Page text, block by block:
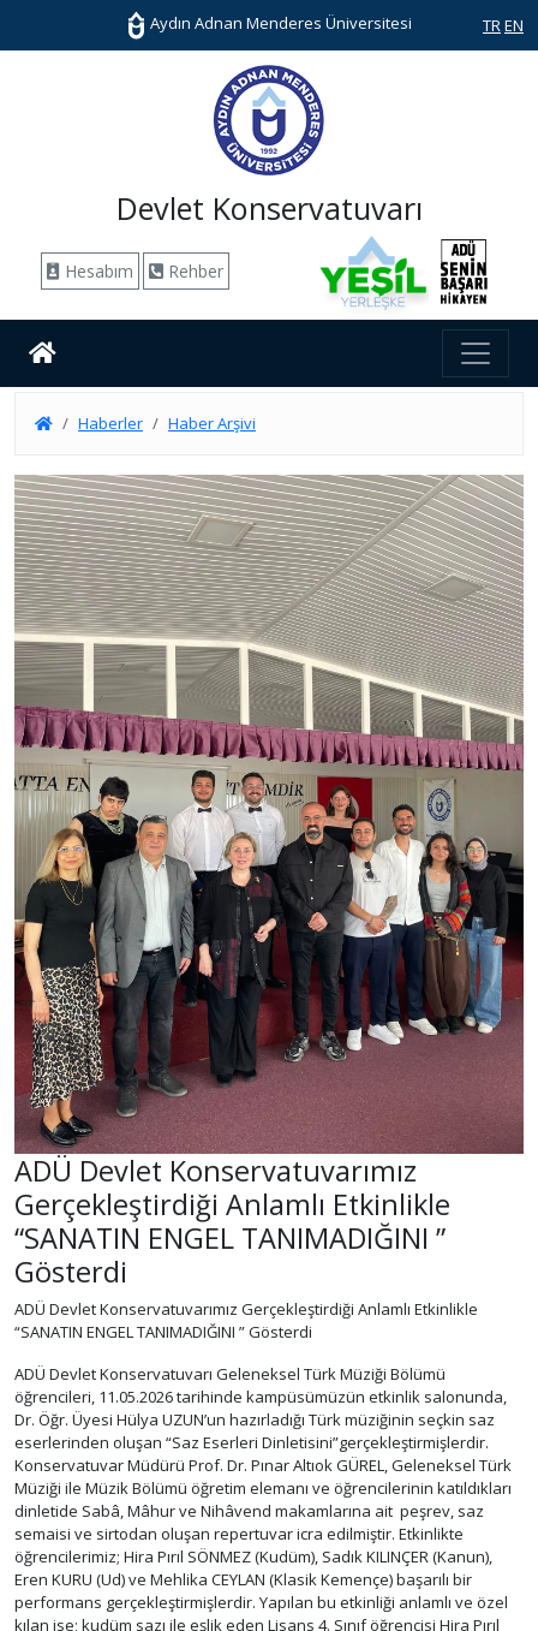
Aydın Adnan Menderes Üniversitesi TR EN
Devlet Konservatuvarı
Hesabım Rehber
Haberler Haber Arşivi
ADÜ Devlet Konservatuvarımız
Gerçekleştirdiği Anlamlı Etkinlikle
“SANATIN ENGEL TANIMADIĞINI ”
Gösterdi
ADÜ Devlet Konservatuvarımız Gerçekleştirdiği Anlamlı Etkinlikle
“SANATIN ENGEL TANIMADIĞINI ” Gösterdi
ADÜ Devlet Konservatuvarı Geleneksel Türk Müziği Bölümü
öğrencileri, 11.05.2026 tarihinde kampüsümüzün etkinlik salonunda,
Dr. Öğr. Üyesi Hülya UZUN’un hazırladığı Türk müziğinin seçkin saz
eserlerinden oluşan “Saz Eserleri Dinletisini”gerçekleştirmişlerdir.
Konservatuvar Müdürü Prof. Dr. Pınar Altıok GÜREL, Geleneksel Türk
Müziği ile Müzik Bölümü öğretim elemanı ve öğrencilerinin katıldıkları
dinletide Sabâ, Mâhur ve Nihâvend makamlarına ait peşrev, saz
semaisi ve sirtodan oluşan repertuvar icra edilmiştir. Etkinlikte
öğrencilerimiz; Hira Pırıl SÖNMEZ (Kudüm), Sadık KILINÇER (Kanun),
Eren KURU (Ud) ve Mehlika CEYLAN (Klasik Kemençe) başarılı bir
performans gerçekleştirmişlerdir. Yapılan bu etkinliği anlamlı ve özel
kılan ise; kudüm sazı ile eşlik eden Lisans 4. Sınıf öğrencisi Hira Pırıl